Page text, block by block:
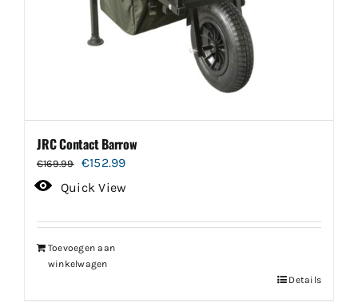
JRC Contact Barrow
€169.99
Oorspronkelijke
prijs
€169.99.
€152.99Huidige
prijs
€152.99.
Quick View
Toevoegen aan
winkelwagen
Details